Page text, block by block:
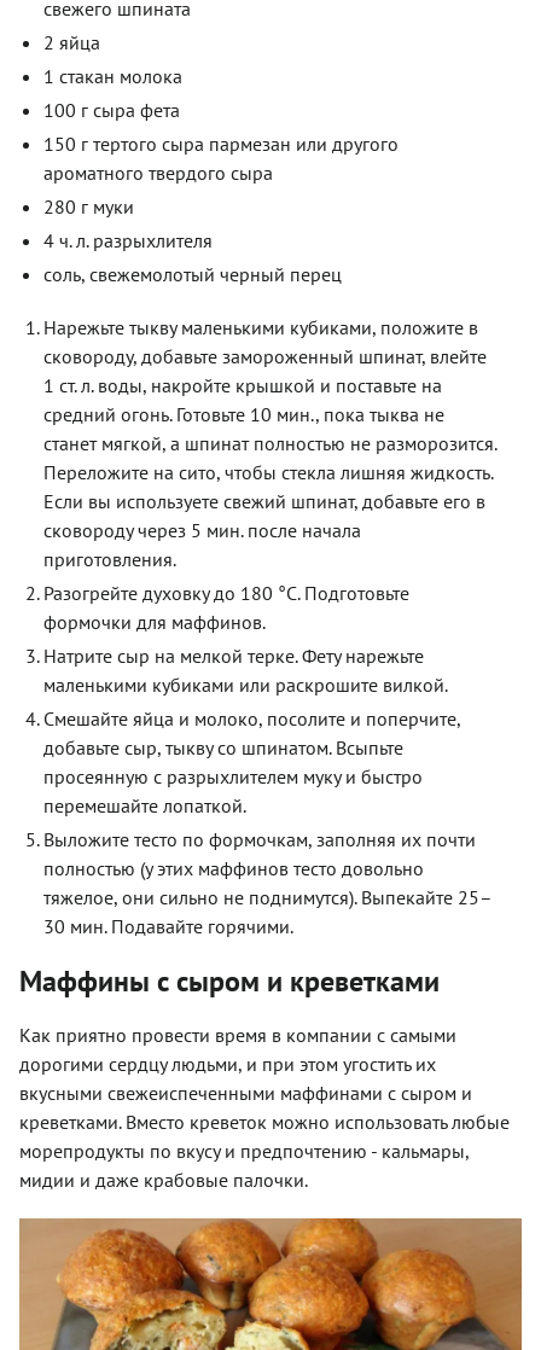
свежего шпината
2 яйца
1 стакан молока
100 г сыра фета
150 г тертого сыра пармезан или другого
ароматного твердого сыра
280 г муки
4 ч. л. разрыхлителя
соль, свежемолотый черный перец
Нарежьте тыкву маленькими кубиками, положите в
сковороду, добавьте замороженный шпинат, влейте
1 ст. л. воды, накройте крышкой и поставьте на
средний огонь. Готовьте 10 мин., пока тыква не
станет мягкой, а шпинат полностью не разморозится.
Переложите на сито, чтобы стекла лишняя жидкость.
Если вы используете свежий шпинат, добавьте его в
сковороду через 5 мин. после начала
приготовления.
Разогрейте духовку до 180 °С. Подготовьте
формочки для маффинов.
Натрите сыр на мелкой терке. Фету нарежьте
маленькими кубиками или раскрошите вилкой.
Смешайте яйца и молоко, посолите и поперчите,
добавьте сыр, тыкву со шпинатом. Всыпьте
просеянную с разрыхлителем муку и быстро
перемешайте лопаткой.
Выложите тесто по формочкам, заполняя их почти
полностью (у этих маффинов тесто довольно
тяжелое, они сильно не поднимутся). Выпекайте 25–
30 мин. Подавайте горячими.
Маффины с сыром и креветками
Как приятно провести время в компании с самыми
дорогими сердцу людьми, и при этом угостить их
вкусными свежеиспеченными маффинами с сыром и
креветками. Вместо креветок можно использовать любые
морепродукты по вкусу и предпочтению - кальмары,
мидии и даже крабовые палочки.